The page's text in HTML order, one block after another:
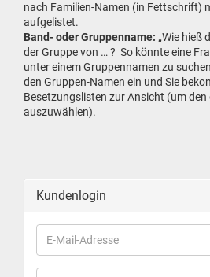
nach Familien-Namen (in Fettschrift)
aufgelistet.
Band- oder Gruppenname: „Wie hieß
der Gruppe von … ? So könnte eine
unter einem Gruppennamen zu
den Gruppen-Namen ein und Sie
Besetzungslisten zur Ansicht (um
auszuwählen).
Kundenlogin